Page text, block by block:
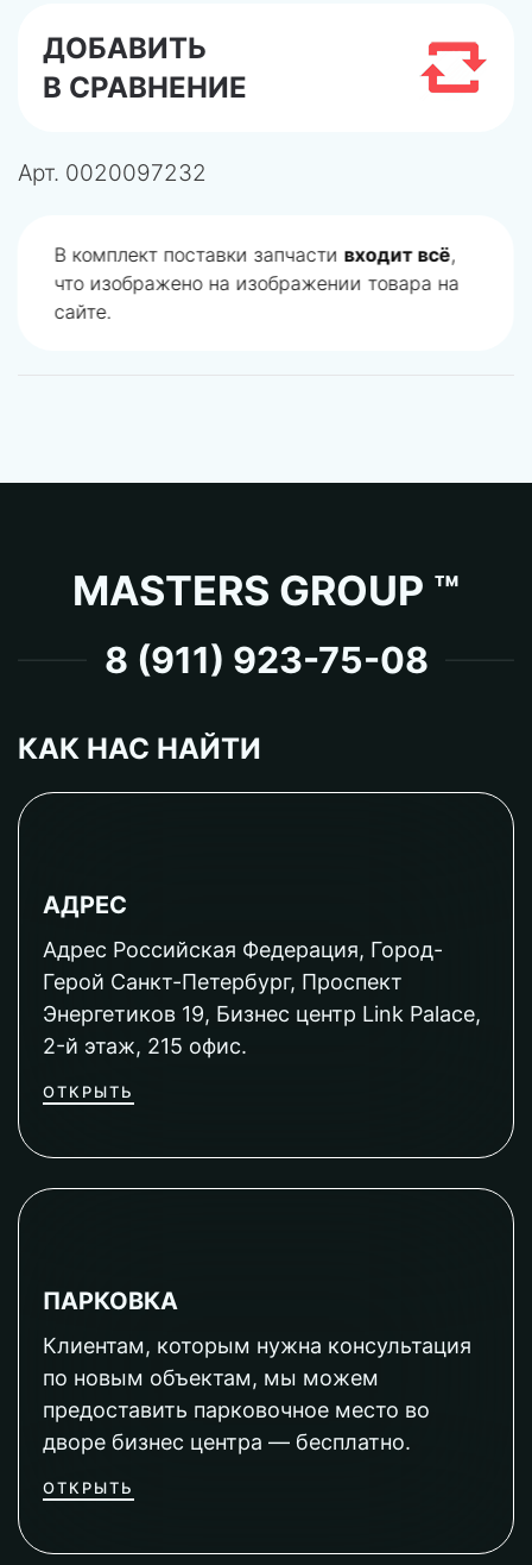
ДОБАВИТЬ
В СРАВНЕНИЕ
Арт. 0020097232
В комплект поставки запчасти входит всё,
что изображено на изображении товара на
сайте.
MASTERS GROUP ™
8 (911) 923-75-08
КАК НАС НАЙТИ
АДРЕС
Адрес Российская Федерация, Город-
Герой Санкт-Петербург, Проспект
Энергетиков 19, Бизнес центр Link Palace,
2-й этаж, 215 офис.
ОТКРЫТЬ
ПАРКОВКА
Клиентам, которым нужна консультация
по новым объектам, мы можем
предоставить парковочное место во
дворе бизнес центра — бесплатно.
ОТКРЫТЬ